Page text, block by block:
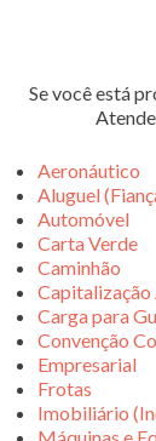
Se você está
Aeronáutico
Aluguel
Automóvel
Carta Verde
Caminhão
Capitalização
Carga para
Convenção
Empresarial
Frotas
Imobiliário